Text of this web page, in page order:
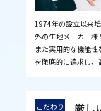
1974年の設立以来
外の生地メーカー様
また実用的な機能
を徹底的に追求し
こだわり 厳し